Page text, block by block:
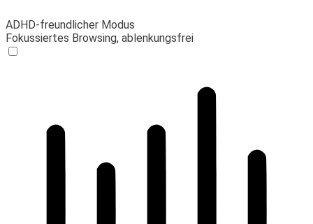
ADHD-freundlicher Modus
Fokussiertes Browsing, ablenkungsfrei